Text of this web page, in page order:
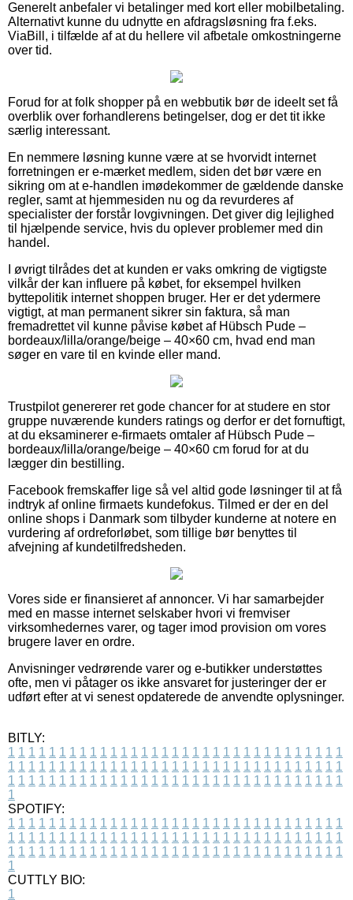
Generelt anbefaler vi betalinger med kort eller mobilbetaling.
Alternativt kunne du udnytte en afdragsløsning fra f.eks.
ViaBill, i tilfælde af at du hellere vil afbetale omkostningerne
over tid.
Forud for at folk shopper på en webbutik bør de ideelt set få
overblik over forhandlerens betingelser, dog er det tit ikke
særlig interessant.
En nemmere løsning kunne være at se hvorvidt internet
forretningen er e-mærket medlem, siden det bør være en
sikring om at e-handlen imødekommer de gældende danske
regler, samt at hjemmesiden nu og da revurderes af
specialister der forstår lovgivningen. Det giver dig lejlighed
til hjælpende service, hvis du oplever problemer med din
handel.
I øvrigt tilrådes det at kunden er vaks omkring de vigtigste
vilkår der kan influere på købet, for eksempel hvilken
byttepolitik internet shoppen bruger. Her er det ydermere
vigtigt, at man permanent sikrer sin faktura, så man
fremadrettet vil kunne påvise købet af Hübsch Pude –
bordeaux/lilla/orange/beige – 40×60 cm, hvad end man
søger en vare til en kvinde eller mand.
Trustpilot genererer ret gode chancer for at studere en stor
gruppe nuværende kunders ratings og derfor er det fornuftigt,
at du eksaminerer e-firmaets omtaler af Hübsch Pude –
bordeaux/lilla/orange/beige – 40×60 cm forud for at du
lægger din bestilling.
Facebook fremskaffer lige så vel altid gode løsninger til at få
indtryk af online firmaets kundefokus. Tilmed er der en del
online shops i Danmark som tilbyder kunderne at notere en
vurdering af ordreforløbet, som tillige bør benyttes til
afvejning af kundetilfredsheden.
Vores side er finansieret af annoncer. Vi har samarbejder
med en masse internet selskaber hvori vi fremviser
virksomhedernes varer, og tager imod provision om vores
brugere laver en ordre.
Anvisninger vedrørende varer og e-butikker understøttes
ofte, men vi påtager os ikke ansvaret for justeringer der er
udført efter at vi senest opdaterede de anvendte oplysninger.
BITLY:
1 1 1 1 1 1 1 1 1 1 1 1 1 1 1 1 1 1 1 1 1 1 1 1 1 1 1 1 1 1 1 1 1
1 1 1 1 1 1 1 1 1 1 1 1 1 1 1 1 1 1 1 1 1 1 1 1 1 1 1 1 1 1 1 1 1
1 1 1 1 1 1 1 1 1 1 1 1 1 1 1 1 1 1 1 1 1 1 1 1 1 1 1 1 1 1 1 1 1
1
SPOTIFY:
1 1 1 1 1 1 1 1 1 1 1 1 1 1 1 1 1 1 1 1 1 1 1 1 1 1 1 1 1 1 1 1 1
1 1 1 1 1 1 1 1 1 1 1 1 1 1 1 1 1 1 1 1 1 1 1 1 1 1 1 1 1 1 1 1 1
1 1 1 1 1 1 1 1 1 1 1 1 1 1 1 1 1 1 1 1 1 1 1 1 1 1 1 1 1 1 1 1 1
1
CUTTLY BIO:
1